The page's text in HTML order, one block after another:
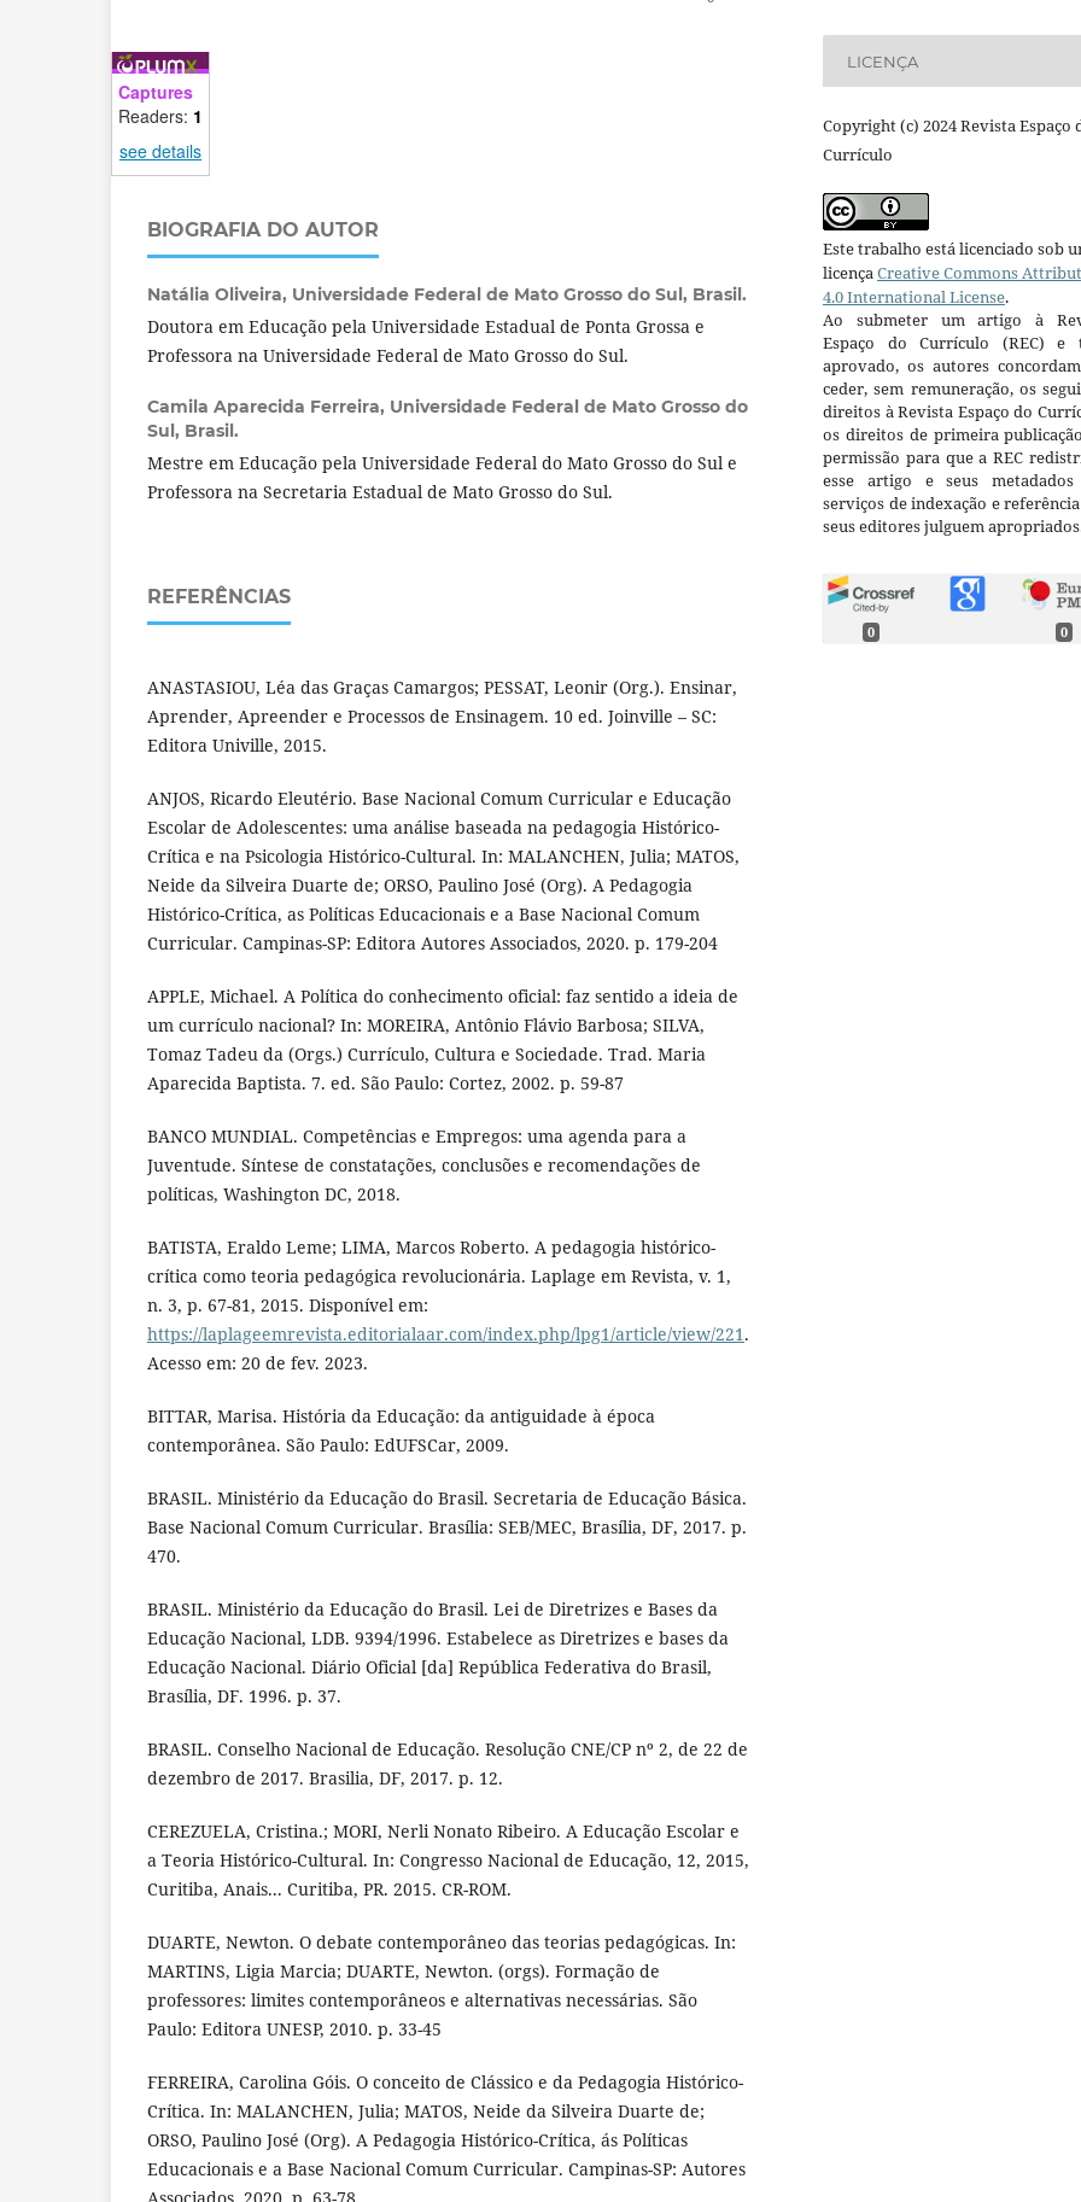
Captures
Readers: 1
see details
BIOGRAFIA DO AUTOR
Natália Oliveira, Universidade Federal de Mato Grosso do Sul, Brasil.
Doutora em Educação pela Universidade Estadual de Ponta Grossa e
Professora na Universidade Federal de Mato Grosso do Sul.
Camila Aparecida Ferreira, Universidade Federal de Mato Grosso do
Sul, Brasil.
Mestre em Educação pela Universidade Federal do Mato Grosso do Sul e
Professora na Secretaria Estadual de Mato Grosso do Sul.
REFERÊNCIAS
ANASTASIOU, Léa das Graças Camargos; PESSAT, Leonir (Org.). Ensinar,
Aprender, Apreender e Processos de Ensinagem. 10 ed. Joinville – SC:
Editora Univille, 2015.
ANJOS, Ricardo Eleutério. Base Nacional Comum Curricular e Educação
Escolar de Adolescentes: uma análise baseada na pedagogia Histórico-
Crítica e na Psicologia Histórico-Cultural. In: MALANCHEN, Julia; MATOS,
Neide da Silveira Duarte de; ORSO, Paulino José (Org). A Pedagogia
Histórico-Crítica, as Políticas Educacionais e a Base Nacional Comum
Curricular. Campinas-SP: Editora Autores Associados, 2020. p. 179-204
APPLE, Michael. A Política do conhecimento oficial: faz sentido a ideia de
um currículo nacional? In: MOREIRA, Antônio Flávio Barbosa; SILVA,
Tomaz Tadeu da (Orgs.) Currículo, Cultura e Sociedade. Trad. Maria
Aparecida Baptista. 7. ed. São Paulo: Cortez, 2002. p. 59-87
BANCO MUNDIAL. Competências e Empregos: uma agenda para a
Juventude. Síntese de constatações, conclusões e recomendações de
políticas, Washington DC, 2018.
BATISTA, Eraldo Leme; LIMA, Marcos Roberto. A pedagogia histórico-
crítica como teoria pedagógica revolucionária. Laplage em Revista, v. 1,
n. 3, p. 67-81, 2015. Disponível em:
https://laplageemrevista.editorialaar.com/index.php/lpg1/article/view/221 .
Acesso em: 20 de fev. 2023.
BITTAR, Marisa. História da Educação: da antiguidade à época
contemporânea. São Paulo: EdUFSCar, 2009.
BRASIL. Ministério da Educação do Brasil. Secretaria de Educação Básica.
Base Nacional Comum Curricular. Brasília: SEB/MEC, Brasília, DF, 2017. p.
470.
BRASIL. Ministério da Educação do Brasil. Lei de Diretrizes e Bases da
Educação Nacional, LDB. 9394/1996. Estabelece as Diretrizes e bases da
Educação Nacional. Diário Oficial [da] República Federativa do Brasil,
Brasília, DF. 1996. p. 37.
BRASIL. Conselho Nacional de Educação. Resolução CNE/CP nº 2, de 22 de
dezembro de 2017. Brasilia, DF, 2017. p. 12.
CEREZUELA, Cristina.; MORI, Nerli Nonato Ribeiro. A Educação Escolar e
a Teoria Histórico-Cultural. In: Congresso Nacional de Educação, 12, 2015,
Curitiba, Anais... Curitiba, PR. 2015. CR-ROM.
DUARTE, Newton. O debate contemporâneo das teorias pedagógicas. In:
MARTINS, Ligia Marcia; DUARTE, Newton. (orgs). Formação de
professores: limites contemporâneos e alternativas necessárias. São
Paulo: Editora UNESP, 2010. p. 33-45
FERREIRA, Carolina Góis. O conceito de Clássico e da Pedagogia Histórico-
Crítica. In: MALANCHEN, Julia; MATOS, Neide da Silveira Duarte de;
ORSO, Paulino José (Org). A Pedagogia Histórico-Crítica, ás Políticas
Educacionais e a Base Nacional Comum Curricular. Campinas-SP: Autores
LICENÇA
Copyright (c) 2024 Revista Espaço
Currículo
Este trabalho está licenciado sob
licençaCreative Commons
4.0 International License.
Ao submeter um artigo à
Espaço do Currículo (REC) e
aprovado, os autores
ceder, sem remuneração, os
direitos à Revista Espaço do
os direitos de primeira
permissão para que a REC
esse artigo e seus metadados
serviços de indexação e
seus editores julguem
0 0